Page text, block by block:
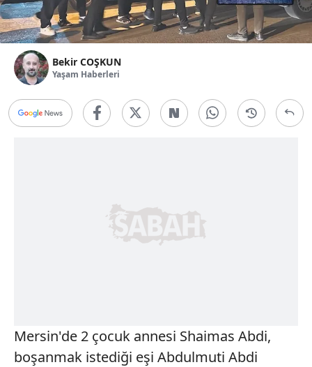
Bekir COŞKUN
Yaşam Haberleri
Mersin'de 2 çocuk annesi Shaimas Abdi,
boşanmak istediği eşi Abdulmuti Abdi